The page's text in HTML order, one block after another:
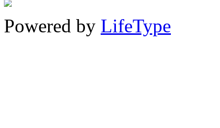
Powered by LifeType